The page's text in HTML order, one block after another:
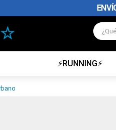
¿Qué
⚡RUNNING⚡
MÁS BUSCADOS
zapatillas nike